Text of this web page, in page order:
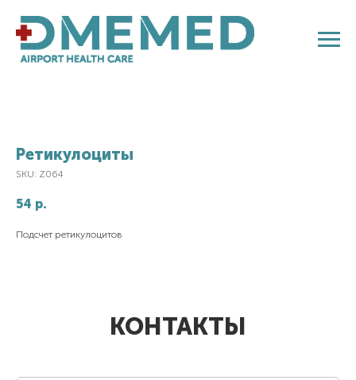
Ретикулоциты
SKU: Z064
54 р.
Подсчет ретикулоцитов
КОНТАКТЫ